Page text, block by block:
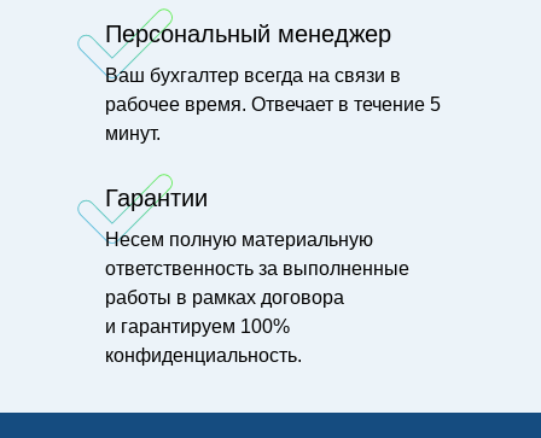
Персональный менеджер
Ваш бухгалтер всегда на связи в
рабочее время. Отвечает в течение 5
минут.
Гарантии
Несем полную материальную
ответственность за выполненные
работы в рамках договора
и гарантируем 100%
конфиденциальность.